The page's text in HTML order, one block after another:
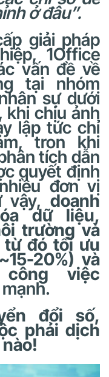
ở đâu”.
giải pháp
1Office
vấn đề về
tại nhóm
sự dưới
khi chịu ảnh
lập tức chỉ
tron khi
tích dẫn
quyết định
đơn vị
vậy,doanh
dữ liệu,
trường và
đó tối ưu
20%) và
việc
đổi số,
phải dịch